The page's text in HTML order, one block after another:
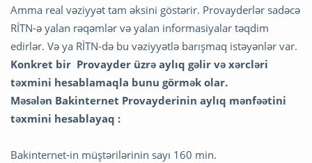
Amma real vəziyyət tam əksini göstərir. Provayderlər sadəcə
RİTN-ə yalan rəqəmlər və yalan informasiyalar təqdim
edirlər. Və ya RİTN-də bu vəziyyətlə barışmaq istəyənlər var.
Konkret bir Provayder üzrə aylıq gəlir və xərcləri
təxmini hesablamaqla bunu görmək olar.
Məsələn Bakinternet Provayderinin aylıq mənfəətini
təxmini hesablayaq :
Bakinternet-in müştərilərinin sayı 160 min.